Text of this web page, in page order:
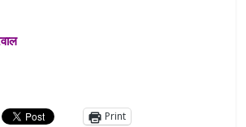
Print